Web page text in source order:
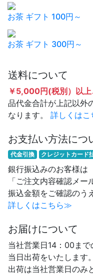
お茶 ギフト 100円～
お茶 ギフト 300円～
送料について
￥5,000円(税別）以
品代金合計が上記以外
なります。
詳しくは
お支払い方法につ
代金引換 クレジットカード
銀行振込みのお客様は
「ご注文内容確認メー
振込金額をご確認のう
詳しくはこちら≫
お届けについて
当社営業日14：00まで
当日出荷をいたします。
出荷は当社営業日のみ